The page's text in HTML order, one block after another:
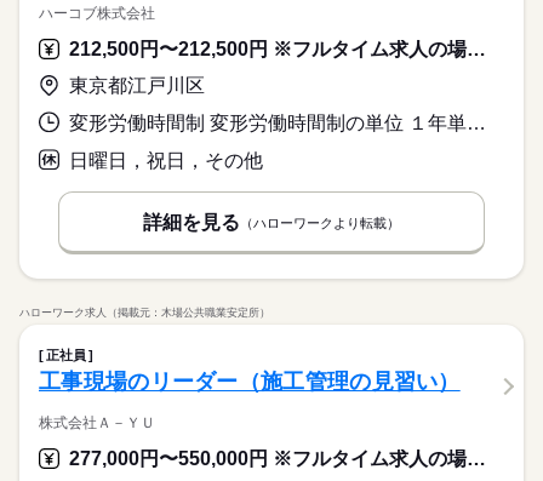
未経験でも高時給で稼げる◎座り作業中心◎残業ほぼなし×土日
祝休み◎冷暖房完備でいつでも快適◎休憩室には電子レンジ・
自動販売機完備！制服指定なし！ロッカーあり！◎潮見駅から
徒歩10分で通勤ラクチン◎
働く人の待遇向上
高収入
未経験OK
20代活躍 30代活躍
募集条件
交通費
即日スタート 外国人/留学生 WEB登録
就業時間・曜日
残10未満
土日祝休
続きを読む
クが中心） ・その他付帯作業 ＊変更の範囲：会社の定める業務
◎経験不問！未経験者歓迎 ＊PCの基本操作（簡単な入力・デー
タチェック）ができればOK ＼こんな方におすすめ／ チームで
協力しながらコツコツ作業するのが好き 座り仕事が好き 長期で
安定して働きたい 未経験から事務・管理業務にチャレンジした
給与 時給 1,600円
≪給与備考≫
月収例：250,000円
（実働7.5h×20日＋残業5hの場合）
期間・時間 長期
9：00～17：30（日勤） ＊実働7.5時間/休憩60分 ≪待遇・福利
厚生≫ ■各種社会保険完備 ■交通費規定内支給 ■年次有給休暇 ■
制服指定なし ■冷暖房完備 ■ロッカー完備 ■同棟に休憩室あり
（電子レンジ・自動販売機完備） ■駐輪場あり（自転車、バイク
仕事の仕方 ひとりで みんなで
職場の様子 しずか にぎやか
業界 IT・通信関連
未経験でも高時給で稼げる◎座り作業中心◎残業ほぼなし×土日
祝休み◎冷暖房完備でいつでも快適◎休憩室には電子レンジ・
自動販売機完備！制服指定なし！ロッカーあり！◎潮見駅から
徒歩10分で通勤ラクチン◎
働く人の待遇向上
未経験OK 20代活躍 30代活躍 募集条件
交通費 即日スタート
就業時間・曜日 残10未満 土日祝休
続きを読む
ます！用語がわからなくても大丈夫 先輩スタッフが丁寧にサポ
的には…> ・スマホやタブレットの登録 ・数や在庫の管理、手
配や調整 ・会社ごとに端末の数や在庫の管理 ・別の拠点と情報
を共有・確認 （専用ツールメイン、電話・メールの場合あり）
・会社に渡す端末の手配や、返却端末の管理・調整 ・代理店向
クが中心） ・その他付帯作業 ＊変更の範囲：会社の定める業務
続きを読む
応募資格
◎経験不問！未経験者歓迎 ＊PCの基本操作（簡単な入力・デー
協力しながらコツコツ作業するのが好き 座り仕事が好き 長期で
安定して働きたい 未経験から事務・管理業務にチャレンジした
い 20代、30代男女活躍中
続きを読む
給与 時給 1,600円
≪給与備考≫
月収例：250,000円
（実働7.5h×20日＋残業5hの場合）
期間・時間 長期
詳しい募集要項をすべて見る
ハーコブ株式会社
212,500円〜212,500円 ※フルタイム求人の場合は月額（換算額）、パート求人の場合は時間額を表示しています。
東京都江戸川区
変形労働時間制 変形労働時間制の単位 １年単位 就業時間１ 8時30分〜17時30分
日曜日，祝日，その他
詳細を見る （ハローワークより転載）
ハローワーク求人（掲載元：木場公共職業安定所）
正社員
工事現場のリーダー（施工管理の見習い）
株式会社Ａ－ＹＵ
277,000円〜550,000円 ※フルタイム求人の場合は月額（換算額）、パート求人の場合は時間額を表示しています。